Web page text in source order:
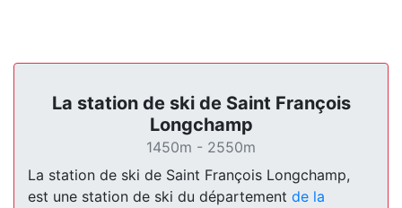
La station de ski de Saint François
Longchamp
1450m - 2550m
La station de ski de Saint François Longchamp,
est une station de ski du département de la